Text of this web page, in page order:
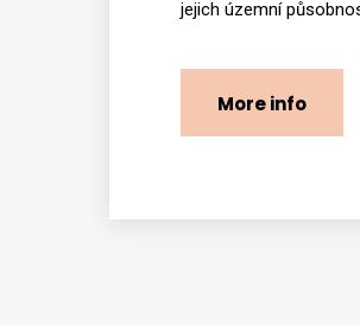
jejich územní
More info